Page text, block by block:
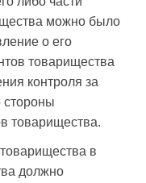
можно было
о его
товарищества
контроля за
стороны
товарищества.
в
должно